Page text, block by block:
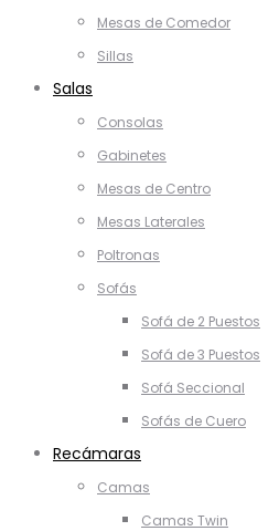
Mesas de Comedor
Sillas
Salas
Consolas
Gabinetes
Mesas de Centro
Mesas Laterales
Poltronas
Sofás
Sofá de 2 Puestos
Sofá de 3 Puestos
Sofá Seccional
Sofás de Cuero
Recámaras
Camas
Camas Twin